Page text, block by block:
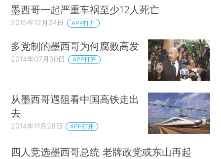
墨西哥一起严重车祸至少12人死亡
2015年12月24日 APP打开
多党制的墨西哥为何腐败高发
2014年07月30日 APP打开
从墨西哥遇阻看中国高铁走出
去
2014年11月28日 APP打开
四人竞选墨西哥总统 老牌政党或东山再起